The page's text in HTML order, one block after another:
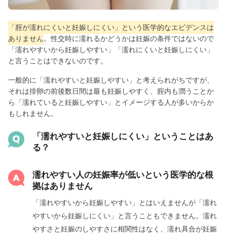
「腟が濡れにくいと妊娠しにくい」という医学的なエビデンスは
ありません。性交時に濡れるかどうかは妊娠の条件ではないので
「濡れやすいから妊娠しやすい」「濡れにくいと妊娠しにくい」
と言うことはできないのです。
一般的に「濡れやすいと妊娠しやすい」と考えられがちですが、
それは排卵の前後数日間は最も妊娠しやすく、腟内も潤うことか
ら「濡れていると妊娠しやすい」とイメージする人が多いからか
もしれません。
「濡れやすいと妊娠しにくい」ということはあ
る？
濡れやすい人の妊娠率が低いという医学的な根
拠はありません
「濡れやすいから妊娠しやすい」とはいえませんが「濡れ
やすいから妊娠しにくい」と言うこともできません。濡れ
やすさと妊娠のしやすさに相関性はなく、濡れ具合が妊娠